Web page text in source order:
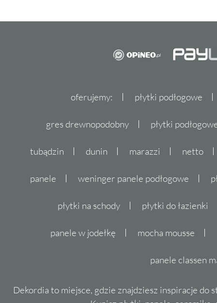
oferujemy: płytki podłogowe
gres drewnopodobny płytki
tubądzin dunin marazzi netto
panele weninger panele podłogowe
płytki na schody płytki do łazienki
panele w jodełkę mocha mousse
panele classen
Dekordia to miejsce, gdzie znajdziesz inspiracje do